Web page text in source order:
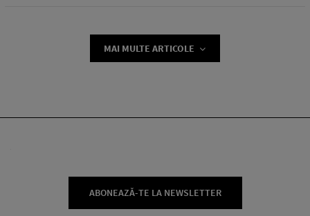
MAI MULTE ARTICOLE
ABONEAZĂ-TE LA NEWSLETTER